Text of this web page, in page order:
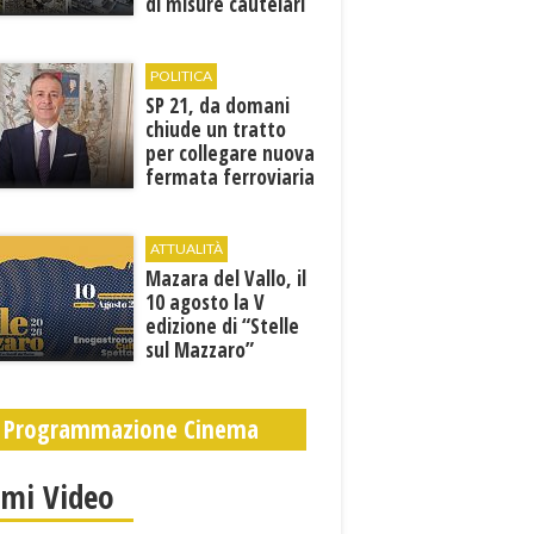
POLITICA
SP 21, da domani
chiude un tratto
per collegare nuova
fermata ferroviaria
ATTUALITÀ
Mazara del Vallo, il
10 agosto la V
edizione di “Stelle
sul Mazzaro”
Programmazione Cinema
Video